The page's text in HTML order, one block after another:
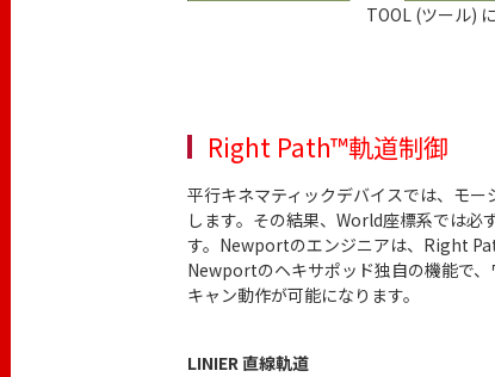
TOOL (ツール)
Right Path™軌道制御
平行キネマティックデバイスでは、モ
します。その結果、World座標系では必
す。Newportのエンジニアは、Right
Newportのヘキサポッド独自の機能で、
キャン動作が可能になります。
LINIER 直線軌道